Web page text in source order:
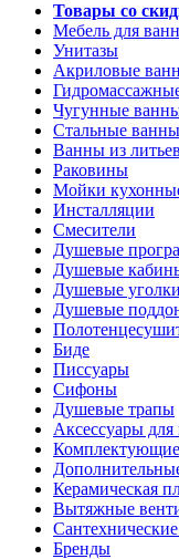
Товары со
Мебель для
Унитазы
Акриловые
Чугунные
Стальные ванны
Ванны из
Раковины
Мойки
Инсталляции
Смесители
Душевые
Душевые
Душевые
Душевые
Биде
Писсуары
Сифоны
Душевые трапы
Аксессуары
Комплектующие
Керамическая
Вытяжные
Бренды